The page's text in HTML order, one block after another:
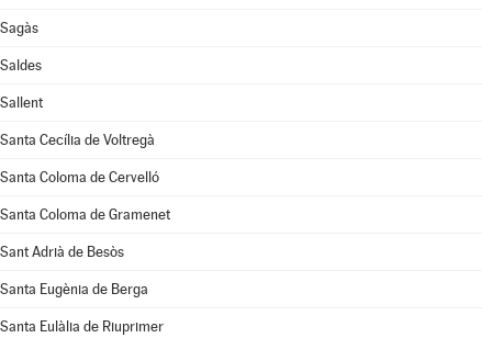
Sagàs
Saldes
Sallent
Santa Cecília de Voltregà
Santa Coloma de Cervelló
Santa Coloma de Gramenet
Sant Adrià de Besòs
Santa Eugènia de Berga
Santa Eulàlia de Riuprimer